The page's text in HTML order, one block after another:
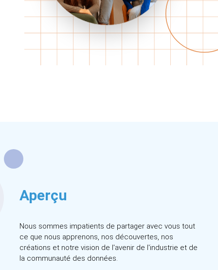
Aperçu
Nous sommes impatients de partager avec vous tout
ce que nous apprenons, nos découvertes, nos
créations et notre vision de l'avenir de l'industrie et de
la communauté des données.